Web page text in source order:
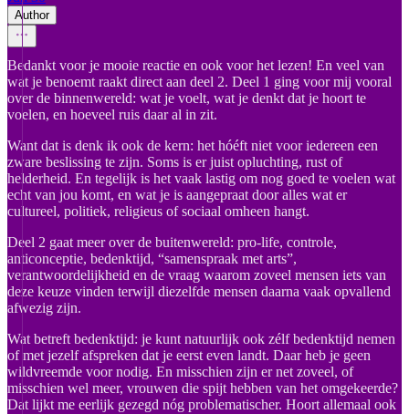
Author
Bedankt voor je mooie reactie en ook voor het lezen! En veel van
wat je benoemt raakt direct aan deel 2. Deel 1 ging voor mij vooral
over de binnenwereld: wat je voelt, wat je denkt dat je hoort te
voelen, en hoeveel ruis daar al in zit.
Want dat is denk ik ook de kern: het hóéft niet voor iedereen een
zware beslissing te zijn. Soms is er juist opluchting, rust of
helderheid. En tegelijk is het vaak lastig om nog goed te voelen wat
echt van jou komt, en wat je is aangepraat door alles wat er
cultureel, politiek, religieus of sociaal omheen hangt.
Deel 2 gaat meer over de buitenwereld: pro-life, controle,
anticonceptie, bedenktijd, “samenspraak met arts”,
verantwoordelijkheid en de vraag waarom zoveel mensen iets van
deze keuze vinden terwijl diezelfde mensen daarna vaak opvallend
afwezig zijn.
Wat betreft bedenktijd: je kunt natuurlijk ook zélf bedenktijd nemen
of met jezelf afspreken dat je eerst even landt. Daar heb je geen
wildvreemde voor nodig. En misschien zijn er net zoveel, of
misschien wel meer, vrouwen die spijt hebben van het omgekeerde?
Dat lijkt me eerlijk gezegd nóg problematischer. Hoort allemaal ook